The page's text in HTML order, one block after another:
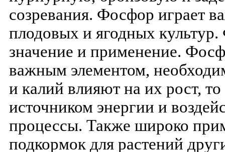
созревания. Фосфор играет
плодовых и ягодных
значение и применение.
важным элементом,
и калий влияют на их рост,
источником энергии и
процессы. Также широко
подкормок для растений